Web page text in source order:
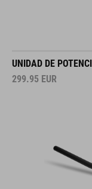
UNIDAD DE
299.95 EUR